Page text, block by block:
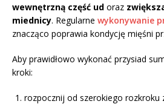
wewnętrzną część ud oraz
miednicy. Regularne wykonywanie
znacząco poprawia kondycję mięśni
Aby prawidłowo wykonać przysiad
kroki:
rozpocznij od szerokiego rozkroku